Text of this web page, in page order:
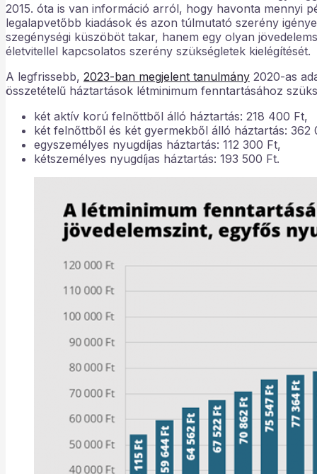
2015. óta is van információ arról, hogy havonta mennyi
legalapvetőbb kiadások és azon túlmutató szerény
szegénységi küszöböt takar, hanem egy olyan
életvitellel kapcsolatos szerény szükségletek kielégítését.
A legfrissebb, 2023-ban megjelent tanulmány 2020-as
összetételű háztartások létminimum fenntartásához
két aktív korú felnőttből álló háztartás: 218 400 Ft,
két felnőttből és két gyermekből álló háztartás: 362
egyszemélyes nyugdíjas háztartás: 112 300 Ft,
kétszemélyes nyugdíjas háztartás: 193 500 Ft.